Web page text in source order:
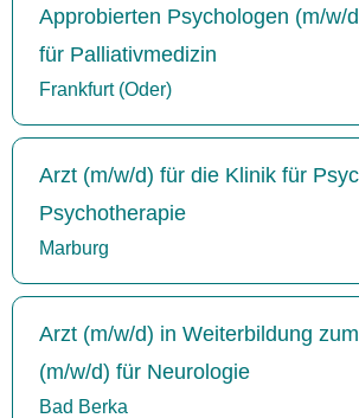
Approbierten Psychologen (m/w/
für Palliativmedizin
Frankfurt (Oder)
Arzt (m/w/d) für die Klinik für
Psychotherapie
Marburg
Arzt (m/w/d) in Weiterbildung
(m/w/d) für Neurologie
Bad Berka